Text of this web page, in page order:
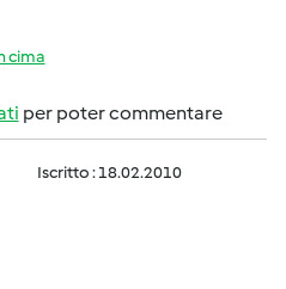
cima
per poter commentare
Iscritto : 18.02.2010